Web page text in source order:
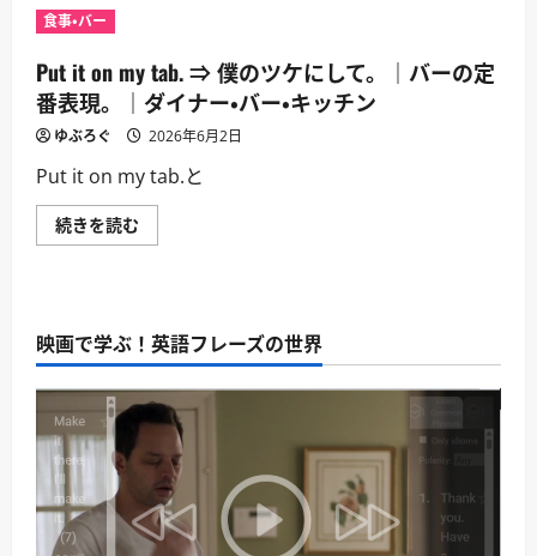
食事・バー
Put it on my tab. ⇒ 僕のツケにして。｜バーの定
番表現。｜ダイナー・バー・キッチン
ゆぶろぐ 2026年6月2日
Put it on my tab.と
続きを読む
it
の
ツ
ケ
に
し
て。
｜
バ
の
定
番
表
映画で学ぶ！英語フレーズの世界